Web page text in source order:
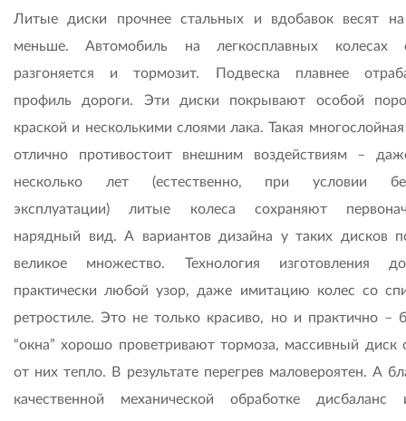
Литые диски прочнее стальных и вдобавок весят
меньше. Автомобиль на легкосплавных колесах
разгоняется и тормозит. Подвеска плавнее
профиль дороги. Эти диски покрывают особой
краской и несколькими слоями лака. Такая
отлично противостоит внешним воздействиям –
несколько лет (естественно, при условии
эксплуатации) литые колеса сохраняют
нарядный вид. А вариантов дизайна у таких дисков
великое множество. Технология изготовления
практически любой узор, даже имитацию колес со
ретростиле. Это не только красиво, но и практично –
“окна” хорошо проветривают тормоза, массивный диск
от них тепло. В результате перегрев маловероятен. А
качественной механической обработке дисбаланс